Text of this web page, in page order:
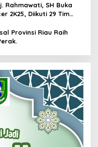
Rahmawati, SH Buka
2K25, Diikuti 29 Tim
Provinsi Riau Raih